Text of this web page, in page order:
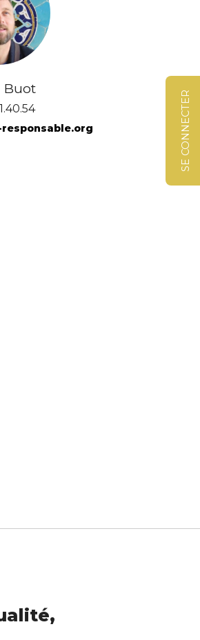
SE CONNECTER
Buot